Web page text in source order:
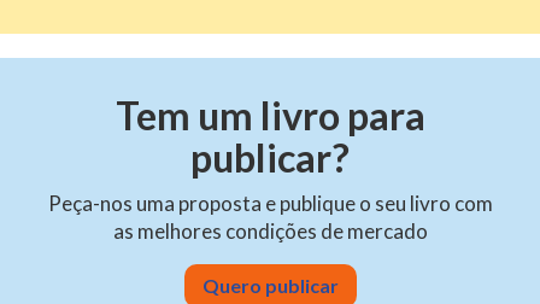
Tem um livro para
publicar?
Peça-nos uma proposta e publique o seu livro com
as melhores condições de mercado
Quero publicar